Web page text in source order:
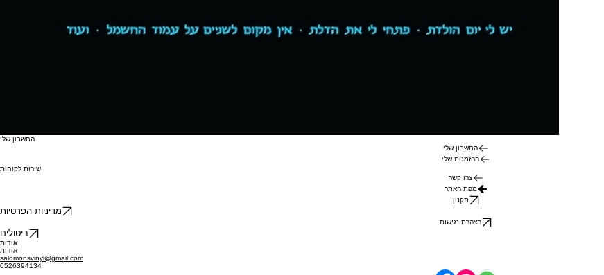
החשבון שלי
החשבון שלי
ההזמנות שלי
שירות לקוחות
צרו קשר
מפת האתר
תקנון
מדיניות הפרטיות
הצהרת נגישות
ביטולים
אודות
אודות
salomonsvinyl@gmail.com
0526394134